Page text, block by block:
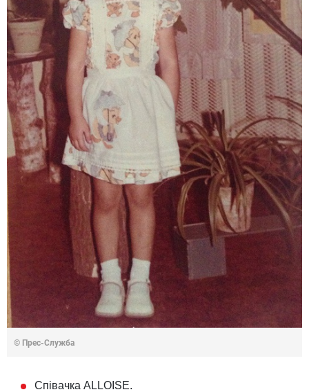
© Прес-Служба
Співачка ALLOISE.